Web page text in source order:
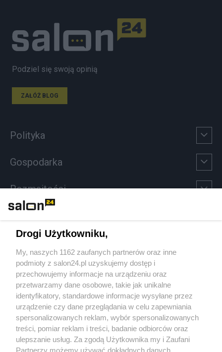
Podziel się swoją opinią
ZAŁÓŻ BLOG
Polityka
Gospodarka
Rozmaitości
Sport
Społeczeństwo
Kultura
X Facebook Instagram Youtube
Drogi Użytkowniku,
My, naszych 1162 zaufanych partnerów oraz inne
podmioty z salon24.pl uzyskujemy dostęp i
przechowujemy informacje na urządzeniu oraz
przetwarzamy dane osobowe, takie jak unikalne
identyfikatory, standardowe informacje wysyłane przez
urządzenie czy dane przeglądania w celu zapewniania
spersonalizowanych reklam, wybór spersonalizowanych
treści, pomiar reklam i treści, badanie odbiorców oraz
ulepszanie usług. Za zgodą Użytkownika my i Zaufani
Partnerzy możemy używać dokładnych danych